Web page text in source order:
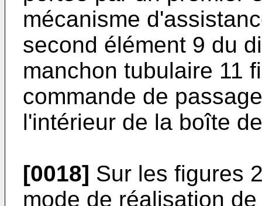
mécanisme
second élément 9 du
manchon tubulaire 11
commande de
l'intérieur de la boîte
[0018] Sur les figures
mode de réalisation